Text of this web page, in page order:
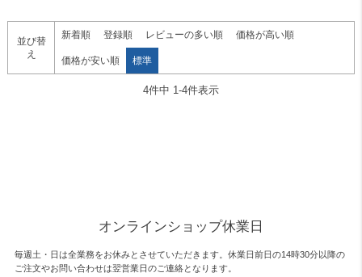
並び替
え
新着順 登録順 レビューの多い順 価格が高い順
価格が安い順 標準
4件中 1-4件表示
オンラインショップ休業日
毎週土・日は全業務をお休みとさせていただきます。休業日前日の14時30分以降の
ご注文やお問い合わせは翌営業日のご連絡となります。